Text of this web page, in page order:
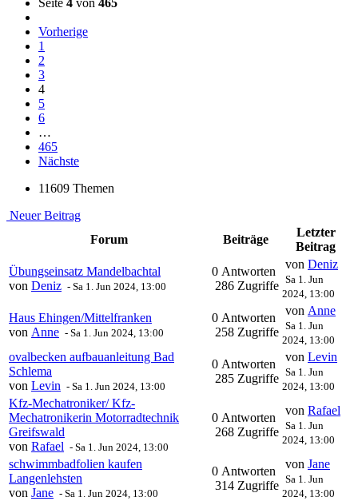
Seite 4 von 465
Vorherige
1
2
3
4
5
6
…
465
Nächste
11609 Themen
Neuer Beitrag
Forum
Beiträge
Letzter
Beitrag
Übungseinsatz Mandelbachtal
von Deniz - Sa 1. Jun 2024, 13:00
0 Antworten
286 Zugriffe
von Deniz
Sa 1. Jun
2024, 13:00
Haus Ehingen/Mittelfranken
von Anne - Sa 1. Jun 2024, 13:00
0 Antworten
258 Zugriffe
von Anne
Sa 1. Jun
2024, 13:00
ovalbecken aufbauanleitung Bad
Schlema
von Levin - Sa 1. Jun 2024, 13:00
0 Antworten
285 Zugriffe
von Levin
Sa 1. Jun
2024, 13:00
Kfz-Mechatroniker/ Kfz-
Mechatronikerin Motorradtechnik
Greifswald
von Rafael - Sa 1. Jun 2024, 13:00
0 Antworten
268 Zugriffe
von Rafael
Sa 1. Jun
2024, 13:00
schwimmbadfolien kaufen
Langenlehsten
von Jane - Sa 1. Jun 2024, 13:00
0 Antworten
314 Zugriffe
von Jane
Sa 1. Jun
2024, 13:00